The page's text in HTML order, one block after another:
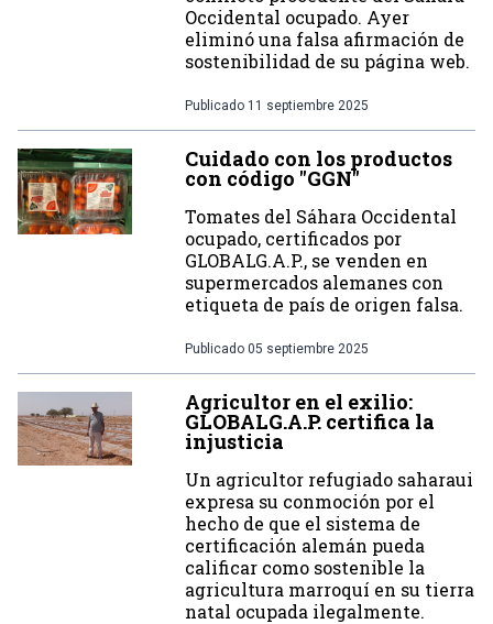
Occidental ocupado. Ayer
eliminó una falsa afirmación de
sostenibilidad de su página web.
Publicado 11 septiembre 2025
Cuidado con los productos
con código "GGN"
Tomates del Sáhara Occidental
ocupado, certificados por
GLOBALG.A.P., se venden en
supermercados alemanes con
etiqueta de país de origen falsa.
Publicado 05 septiembre 2025
Agricultor en el exilio:
GLOBALG.A.P. certifica la
injusticia
Un agricultor refugiado saharaui
expresa su conmoción por el
hecho de que el sistema de
certificación alemán pueda
calificar como sostenible la
agricultura marroquí en su tierra
natal ocupada ilegalmente.